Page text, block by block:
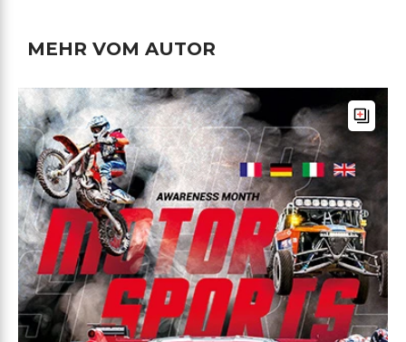
MEHR VOM AUTOR